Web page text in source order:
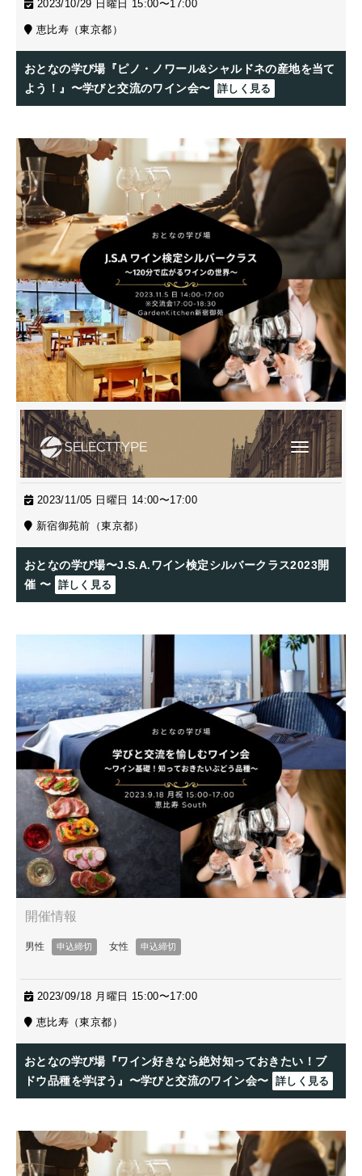
2023/10/29 日曜日 15:00〜17:00
恵比寿（東京都）
おとなの学び場『ピノ・ノワール&シャルドネの産地を当て
よう！』〜学びと交流のワイン会〜 詳しく見る
2023/11/05 日曜日 14:00〜17:00
新宿御苑前（東京都）
おとなの学び場〜J.S.A.ワイン検定シルバークラス2023開
催 〜 詳しく見る
2023/09/18 月曜日 15:00〜17:00
恵比寿（東京都）
おとなの学び場『ワイン好きなら絶対知っておきたい！ブ
ドウ品種を学ぼう』〜学びと交流のワイン会〜 詳しく見る